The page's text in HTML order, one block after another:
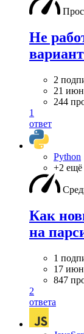
Не
2
21
244
1
ответ
Python
+2 ещё
Как
на
1
17
847
2
ответа